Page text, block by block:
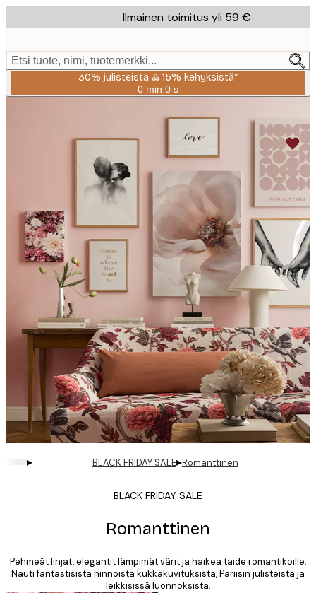
to
content.
Ilmainen toimitus yli 59 €
Etsi tuote, nimi, tuotemerkki...
30% julisteista & 15% kehyksistä*
0 min 0 s
Voimassa
2026-
▸ BLACK FRIDAY SALE▸Romanttinen
BLACK FRIDAY SALE
Romanttinen
Pehmeät linjat, elegantit lämpimät värit ja haikea taide romantikoille.
Nauti fantastisista hinnoista kukkakuvituksista, Pariisin julisteista ja
leikkisissä luonnoksista.